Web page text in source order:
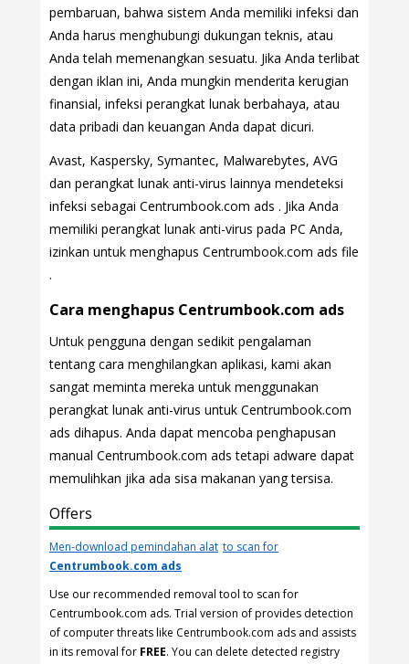
pembaruan, bahwa sistem Anda memiliki infeksi dan
Anda harus menghubungi dukungan teknis, atau
Anda telah memenangkan sesuatu. Jika Anda terlibat
dengan iklan ini, Anda mungkin menderita kerugian
finansial, infeksi perangkat lunak berbahaya, atau
data pribadi dan keuangan Anda dapat dicuri.
Avast, Kaspersky, Symantec, Malwarebytes, AVG
dan perangkat lunak anti-virus lainnya mendeteksi
infeksi sebagai Centrumbook.com ads . Jika Anda
memiliki perangkat lunak anti-virus pada PC Anda,
izinkan untuk menghapus Centrumbook.com ads file
.
Cara menghapus Centrumbook.com ads
Untuk pengguna dengan sedikit pengalaman
tentang cara menghilangkan aplikasi, kami akan
sangat meminta mereka untuk menggunakan
perangkat lunak anti-virus untuk Centrumbook.com
ads dihapus. Anda dapat mencoba penghapusan
manual Centrumbook.com ads tetapi adware dapat
memulihkan jika ada sisa makanan yang tersisa.
Offers
Men-download pemindahan alat to scan for
Centrumbook.com ads
Use our recommended removal tool to scan for
Centrumbook.com ads. Trial version of provides detection
of computer threats like Centrumbook.com ads and assists
in its removal for FREE. You can delete detected registry